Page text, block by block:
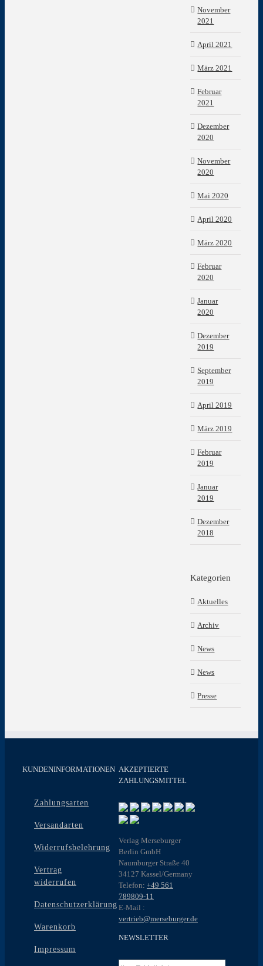
November
2021
April 2021
März 2021
Februar
2021
Dezember
2020
November
2020
Mai 2020
April 2020
März 2020
Februar
2020
Januar
2020
Dezember
2019
September
2019
April 2019
März 2019
Februar
2019
Januar
2019
Dezember
2018
Kategorien
Aktuelles
Archiv
News
News
Presse
KUNDENINFORMATIONEN
Zahlungsarten
Versandarten
Widerrufsbelehrung
Vertrag
widerrufen
Datenschutzerklärung
Warenkorb
Impressum
AKZEPTIERTE
ZAHLUNGSMITTEL
Verlag Merseburger
Berlin GmbH
Naumburger Straße 40
34127 Kassel/Germany
Telefon: +49 561
789809-11
E-Mail :
vertrieb@merseburger.de
NEWSLETTER